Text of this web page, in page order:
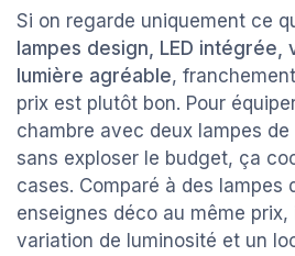
Si on regarde uniquement ce
lampes design, LED
lumière agréable,
prix est plutôt bon. Pour
chambre avec deux lampes
sans exploser le budget, ça
cases. Comparé à des lampes
enseignes déco au même
variation de luminosité et un